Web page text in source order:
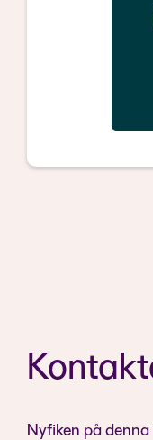
Nyfiken på